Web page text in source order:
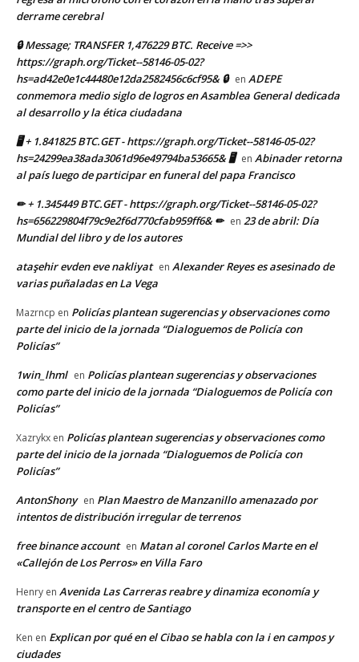
derrame cerebral
🔒 Message; TRANSFER 1,476229 BTC. Receive =>>
https://graph.org/Ticket--58146-05-02?
hs=ad42e0e1c44480e12da2582456c6cf95& 🔒 en ADEPE
conmemora medio siglo de logros en Asamblea General dedicada
al desarrollo y la ética ciudadana
🖥 + 1.841825 BTC.GET - https://graph.org/Ticket--58146-05-02?
hs=24299ea38ada3061d96e49794ba53665& 🖥 en Abinader retorna
al país luego de participar en funeral del papa Francisco
✏ + 1.345449 BTC.GET - https://graph.org/Ticket--58146-05-02?
hs=656229804f79c9e2f6d770cfab959ff6& ✏ en 23 de abril: Día
Mundial del libro y de los autores
ataşehir evden eve nakliyat en Alexander Reyes es asesinado de
varias puñaladas en La Vega
Mazrncp en Policías plantean sugerencias y observaciones como
parte del inicio de la jornada “Dialoguemos de Policía con
Policías”
1win_lhml en Policías plantean sugerencias y observaciones
como parte del inicio de la jornada “Dialoguemos de Policía con
Policías”
Xazrykx en Policías plantean sugerencias y observaciones como
parte del inicio de la jornada “Dialoguemos de Policía con
Policías”
AntonShony en Plan Maestro de Manzanillo amenazado por
intentos de distribución irregular de terrenos
free binance account en Matan al coronel Carlos Marte en el
«Callejón de Los Perros» en Villa Faro
Henry en Avenida Las Carreras reabre y dinamiza economía y
transporte en el centro de Santiago
Ken en Explican por qué en el Cibao se habla con la i en campos y
ciudades